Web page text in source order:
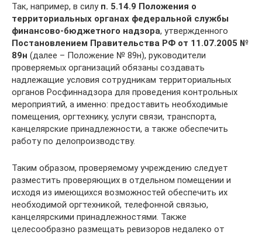
Так, например, в силу п. 5.14.9 Положения о
территориальных органах федеральной службы
финансово-бюджетного надзора, утвержденного
Постановлением Правительства РФ от 11.07.2005 №
89н (далее – Положение № 89н), руководители
проверяемых организаций обязаны создавать
надлежащие условия сотрудникам территориальных
органов Росфиннадзора для проведения контрольных
мероприятий, а именно: предоставить необходимые
помещения, оргтехнику, услуги связи, транспорта,
канцелярские принадлежности, а также обеспечить
работу по делопроизводству.
Таким образом, проверяемому учреждению следует
разместить проверяющих в отдельном помещении и
исходя из имеющихся возможностей обеспечить их
необходимой оргтехникой, телефонной связью,
канцелярскими принадлежностями. Также
целесообразно размещать ревизоров недалеко от